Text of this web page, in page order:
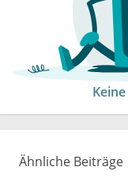
Ähnliche Beiträge